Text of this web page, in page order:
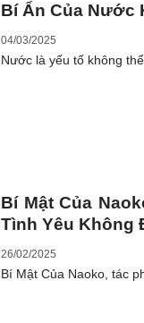
Bí Ẩn Của Nước
04/03/2025
Nước là yếu tố không
Bí Mật Của
Tình Yêu Không
26/02/2025
Bí Mật Của Naoko, tác